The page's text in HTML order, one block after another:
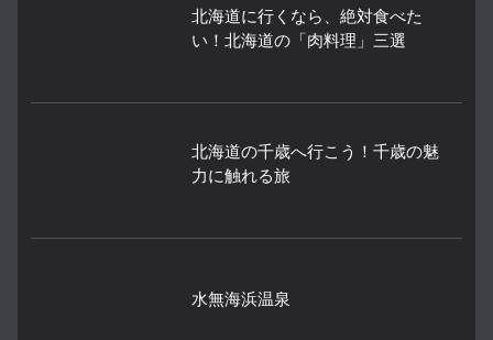
北海道に行くなら、絶対食べた
い！北海道の「肉料理」三選
北海道の千歳へ行こう！千歳の魅
力に触れる旅
水無海浜温泉